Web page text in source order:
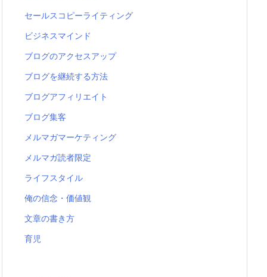
セールスコピーライティング
ビジネスマインド
ブログのアクセスアップ
ブログを継続する方法
ブログアフィリエイト
ブログ集客
メルマガマーケティング
メルマガ読者限定
ライフスタイル
俺の信念・価値観
文章の書き方
育児